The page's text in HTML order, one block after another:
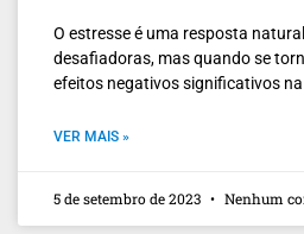
O estresse é uma resposta
desafiadoras, mas quando se
efeitos negativos significativos
VER MAIS »
5 de setembro de 2023 Nenhum